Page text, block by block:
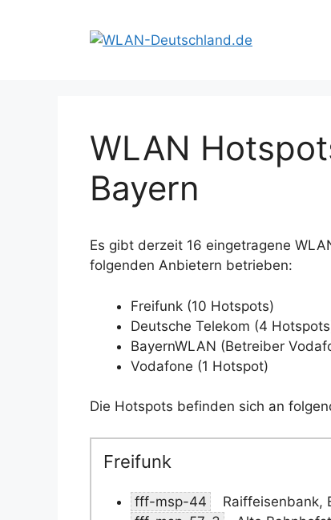
WLAN
Bayern
Es gibt derzeit 16 eingetragene
folgenden Anbietern betrieben:
Freifunk (10 Hotspots)
Deutsche Telekom (4
BayernWLAN (Betreiber
Vodafone (1 Hotspot)
Die Hotspots befinden sich an
Freifunk
fff-msp-44
Raiffeisenbank,